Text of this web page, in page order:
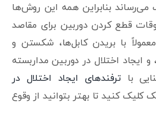
بنابراین همه این روش‌ها
قطع کردن دوربین برای مقاصد
با بریدن کابل‌ها، شکستن و
ایجاد اختلال در دوربین مداربسته
باترفندهای ایجاد اختلال در
کلیک کنید تا بهتر بتوانید از وقوع